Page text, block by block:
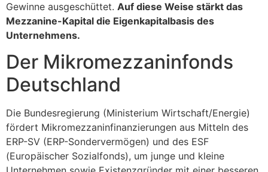
Gewinne ausgeschüttet. Auf diese Weise stärkt das
Mezzanine-Kapital die Eigenkapitalbasis des
Unternehmens.
Der Mikromezzaninfonds
Deutschland
Die Bundesregierung (Ministerium Wirtschaft/Energie)
fördert Mikromezzaninfinanzierungen aus Mitteln des
ERP-SV (ERP-Sondervermögen) und des ESF
(Europäischer Sozialfonds), um junge und kleine